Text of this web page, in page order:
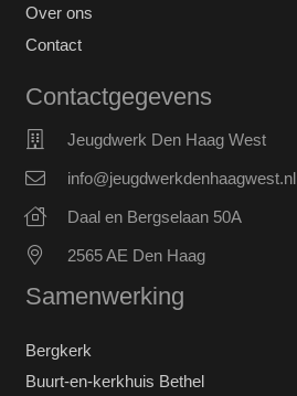
Over ons
Contact
Contactgegevens
Jeugdwerk Den Haag West
info@jeugdwerkdenhaagwest.nl
Daal en Bergselaan 50A
2565 AE Den Haag
Samenwerking
Bergkerk
Buurt-en-kerkhuis Bethel